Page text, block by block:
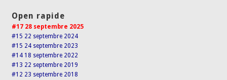
Open rapide
#17 28 septembre 2025
#15 22 septembre 2024
#15 24 septembre 2023
#14 18 septembre 2022
#13 22 septembre 2019
#12 23 septembre 2018